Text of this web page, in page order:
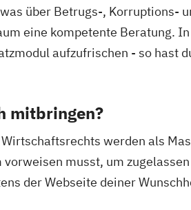
über Betrugs-, Korruptions-
eine kompetente Beratung.
aufzufrischen - so hast
mitbringen?
werden als
musst, um
der Webseite deiner